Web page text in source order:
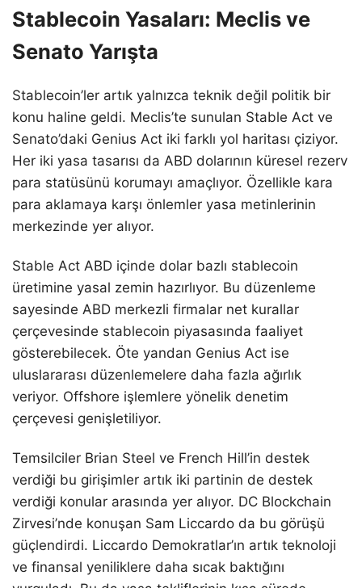
Stablecoin Yasaları: Meclis ve
Senato Yarışta
Stablecoin’ler artık yalnızca teknik değil politik bir
konu haline geldi. Meclis’te sunulan Stable Act ve
Senato’daki Genius Act iki farklı yol haritası çiziyor.
Her iki yasa tasarısı da ABD dolarının küresel rezerv
para statüsünü korumayı amaçlıyor. Özellikle kara
para aklamaya karşı önlemler yasa metinlerinin
merkezinde yer alıyor.
Stable Act ABD içinde dolar bazlı stablecoin
üretimine yasal zemin hazırlıyor. Bu düzenleme
sayesinde ABD merkezli firmalar net kurallar
çerçevesinde stablecoin piyasasında faaliyet
gösterebilecek. Öte yandan Genius Act ise
uluslararası düzenlemelere daha fazla ağırlık
veriyor. Offshore işlemlere yönelik denetim
çerçevesi genişletiliyor.
Temsilciler Brian Steel ve French Hill’in destek
verdiği bu girişimler artık iki partinin de destek
verdiği konular arasında yer alıyor. DC Blockchain
Zirvesi’nde konuşan Sam Liccardo da bu görüşü
güçlendirdi. Liccardo Demokratlar’ın artık teknoloji
ve finansal yeniliklere daha sıcak baktığını